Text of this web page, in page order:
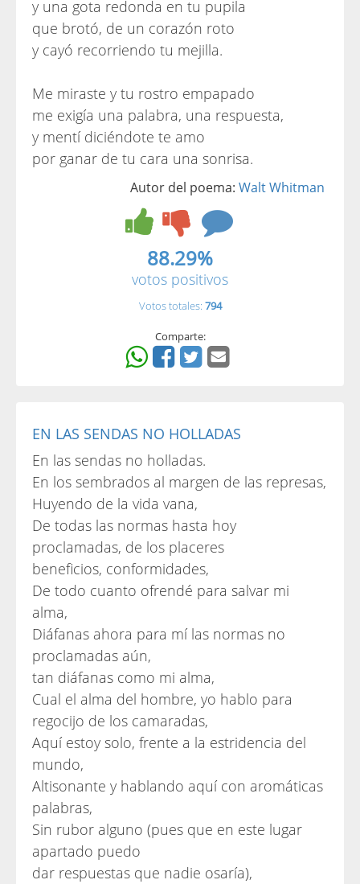
y una gota redonda en tu pupila
que brotó, de un corazón roto
y cayó recorriendo tu mejilla.
Me miraste y tu rostro empapado
me exigía una palabra, una respuesta,
y mentí diciéndote te amo
por ganar de tu cara una sonrisa.
Autor del poema: Walt Whitman
88.29%
votos positivos
Votos totales: 794
Comparte:
EN LAS SENDAS NO HOLLADAS
En las sendas no holladas.
En los sembrados al margen de las represas,
Huyendo de la vida vana,
De todas las normas hasta hoy
proclamadas, de los placeres
beneficios, conformidades,
De todo cuanto ofrendé para salvar mi
alma,
Diáfanas ahora para mí las normas no
proclamadas aún,
tan diáfanas como mi alma,
Cual el alma del hombre, yo hablo para
regocijo de los camaradas,
Aquí estoy solo, frente a la estridencia del
mundo,
Altisonante y hablando aquí con aromáticas
palabras,
Sin rubor alguno (pues que en este lugar
apartado puedo
dar respuestas que nadie osaría),